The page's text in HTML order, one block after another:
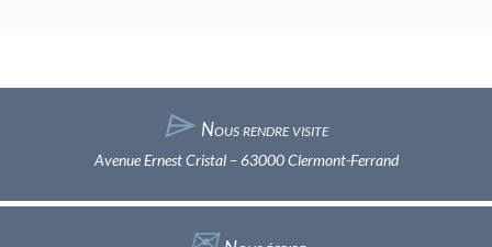
⌲ Nous rendre visite
Avenue Ernest Cristal – 63000 Clermont-Ferrand